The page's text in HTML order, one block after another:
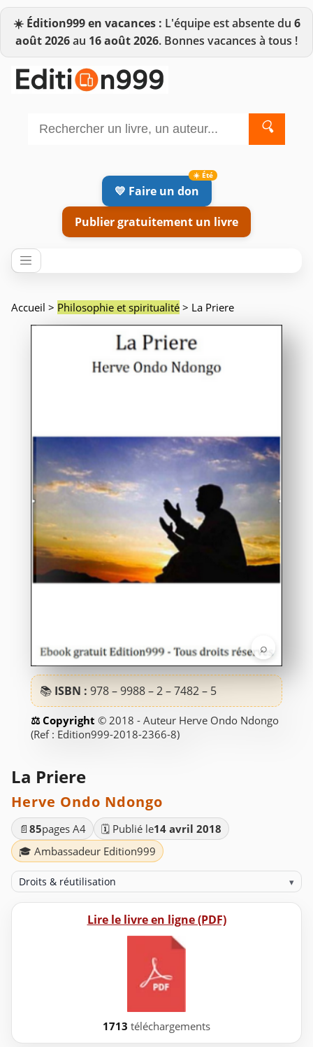
☀️ Édition999 en vacances : L'équipe est absente du 6
août 2026au 16 août 2026. Bonnes vacances à tous !
🔍
💛 Faire un don
Publier gratuitement un livre
Accueil > Philosophie et spiritualité > La Priere
⌕
📚 ISBN : 978 – 9988 – 2 – 7482 – 5
© 2018 - Auteur Herve Ondo Ndongo
(Ref : Edition999-2018-2366-8)
La Priere
Herve Ondo Ndongo
📄 85pages A4 🗓️ Publié le14 avril 2018
🎓 Ambassadeur Edition999
Droits & réutilisation ▾
Lire le livre en ligne (PDF)
1713 téléchargements